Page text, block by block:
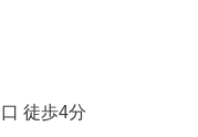
徒歩4分